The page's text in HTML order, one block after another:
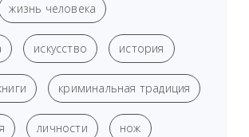
жизнь человека
искусство история
криминальная традиция
личности нож